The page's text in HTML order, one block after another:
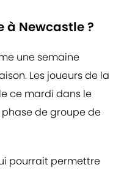
Newcastle ?
une semaine
Les joueurs de la
ce mardi dans le
de groupe de
pourrait permettre